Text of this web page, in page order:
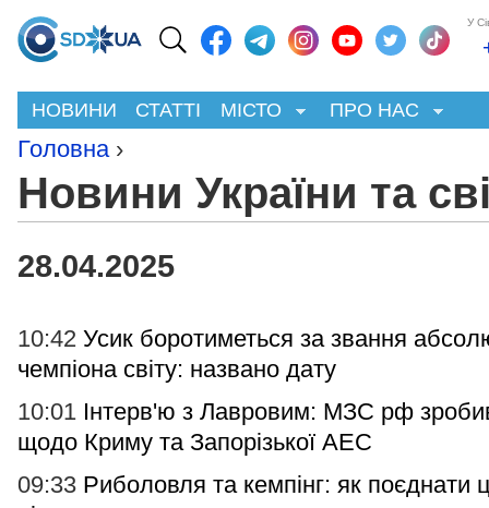
У
НОВИНИ СТАТТІ МІСТО ПРО НАС
Головна ›
Новини України та
28.04.2025
10:42 Усик боротиметься за звання
чемпіона світу: названо дату
10:01 Інтерв'ю з Лавровим: МЗС рф
щодо Криму та Запорізької АЕС
09:33 Риболовля та кемпінг: як поєднати